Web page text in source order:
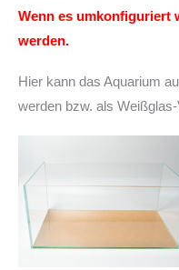
Wenn es umkonfiguriert
werden.
Hier kann das Aquarium
werden bzw. als